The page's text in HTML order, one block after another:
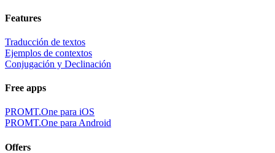
Features
Traducción de textos
Ejemplos de contextos
Conjugación y Declinación
Free apps
PROMT.One para iOS
PROMT.One para Android
Offers